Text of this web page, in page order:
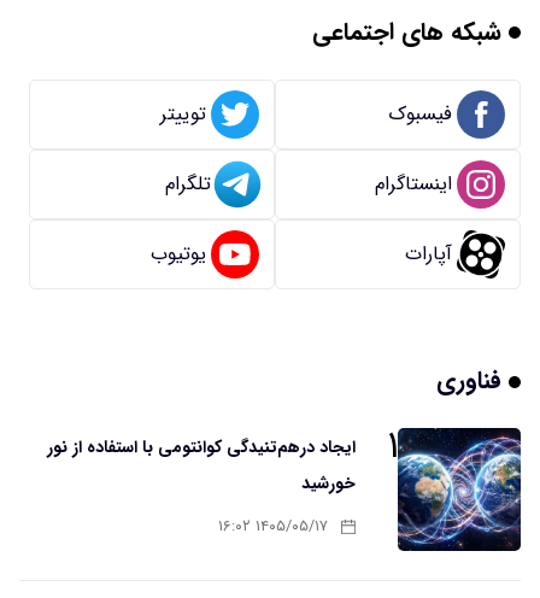
شبکه های اجتماعی
فیسبوک توییتر
اینستاگرام تلگرام
آپارات یوتیوب
فناوری
۱
ایجاد درهم‌تنیدگی کوانتومی با استفاده از نور
خورشید
۱۴۰۵/۰۵/۱۷ ۱۶:۰۲